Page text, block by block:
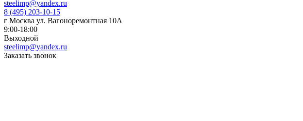
steelimp@yandex.ru
8 (495) 203-10-15
г Москва ул. Вагоноремонтная 10А
9:00-18:00
Выходной
steelimp@yandex.ru
Заказать звонок